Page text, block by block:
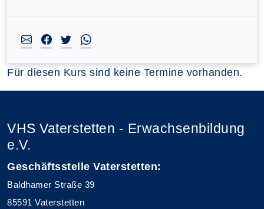
Für diesen Kurs sind keine Termine vorhanden.
VHS Vaterstetten - Erwachsenbildung
e.V.
Geschäftsstelle Vaterstetten:
Baldhamer Straße 39
85591 Vaterstetten